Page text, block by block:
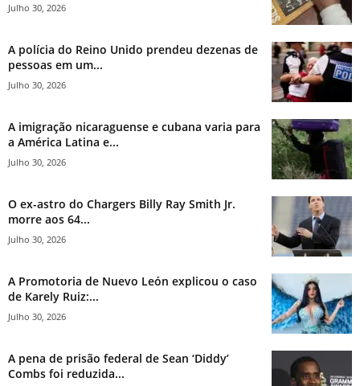
Julho 30, 2026
A polícia do Reino Unido prendeu dezenas de
pessoas em um...
Julho 30, 2026
A imigração nicaraguense e cubana varia para
a América Latina e...
Julho 30, 2026
O ex-astro do Chargers Billy Ray Smith Jr.
morre aos 64...
Julho 30, 2026
A Promotoria de Nuevo León explicou o caso
de Karely Ruiz:...
Julho 30, 2026
A pena de prisão federal de Sean ‘Diddy’
Combs foi reduzida...